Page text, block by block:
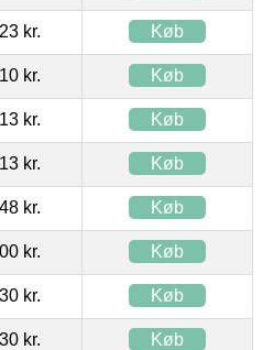
kr. Køb
kr. Køb
kr. Køb
kr. Køb
kr. Køb
kr. Køb
kr. Køb
kr. Køb